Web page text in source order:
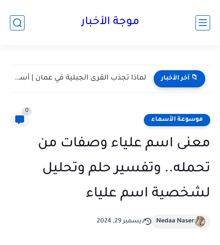
موجة الأخبار
📁 آخر الأخبار مسقط واحدة من أكثر المدن هدوءا في الخليج | أعرف...
موسوعة الأسماء
0
معنى اسم علياء وصفات من
تحمله.. وتفسير حلم وتحليل
لشخصية اسم علياء
Nedaa Naser ديسمبر 29, 2024